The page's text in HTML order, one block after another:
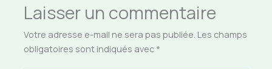
Laisser un commentaire
Votre adresse e-mail ne sera pas publiée. Les champs
obligatoires sont indiqués avec *